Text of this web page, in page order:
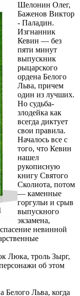
Шелонин Олег,
Баженов Виктор
- Паладин.
Изгнанник
Кевин — без
пяти минут
выпускник
рыцарского
ордена Белого
Льва, причем
один из лучших.
Но судьба-
злодейка как
всегда диктует
свои правила.
Началось все с
того, что Кевин
нашел
рукописную
книгу Святого
Сколиота, потом
— каменные
горгульи и срыв
выпускного
экзамена,
невинной
Люка, троль Зырг,
об этом
Льва, когда